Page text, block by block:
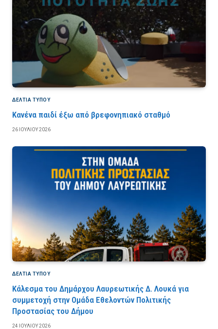
ΔΕΛΤΙΑ ΤΥΠΟΥ
Κανένα παιδί έξω από βρεφονηπιακό σταθμό
26 ΙΟΥΛΊΟΥ 2026
ΔΕΛΤΙΑ ΤΥΠΟΥ
Κάλεσμα του Δημάρχου Λαυρεωτικής Δ. Λουκά για
συμμετοχή στην Ομάδα Εθελοντών Πολιτικής
Προστασίας του Δήμου
24 ΙΟΥΛΊΟΥ 2026